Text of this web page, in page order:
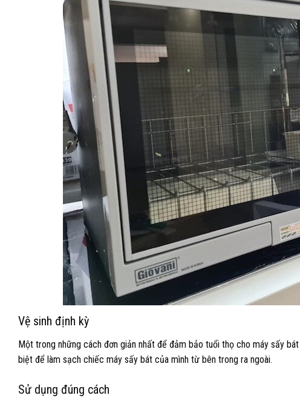
Vệ sinh định kỳ
Một trong những cách đơn giản nhất để đảm bảo tuổi thọ cho máy sấy
biệt để làm sạch chiếc máy sấy bát của mình từ bên trong ra ngoài.
Sử dụng đúng cách